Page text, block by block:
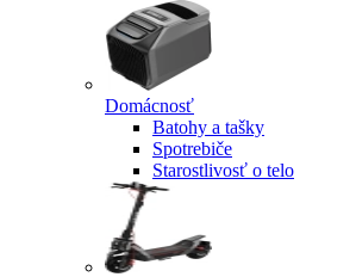
Domácnosť
Batohy a tašky
Spotrebiče
Starostlivosť o telo